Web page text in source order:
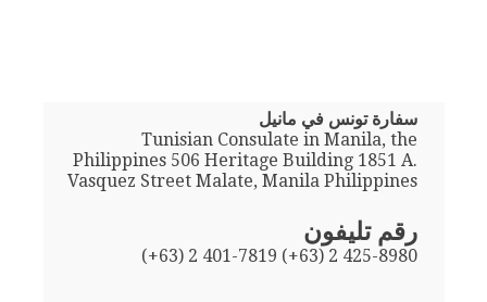
سفارة تونس في مانيل
Tunisian Consulate in Manila, the
Philippines 506 Heritage Building 1851 A.
Vasquez Street Malate, Manila Philippines
رقم تليفون
(+63) 2 401-7819 (+63) 2 425-8980